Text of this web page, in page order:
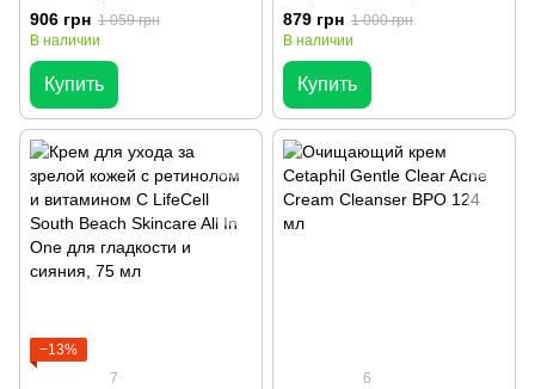
Pigmentbio Sensitive Areas
75мл
906 грн 1 059 грн
В наличии
Купить
226g
879 грн 1 000 грн
В наличии
Купить
−13%
7
6